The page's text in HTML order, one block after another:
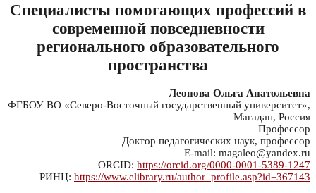
Специалисты помогающих профессий в
современной повседневности
регионального образовательного
пространства
Леонова Ольга Анатольевна
ФГБОУ ВО «Северо-Восточный государственный университет»,
Магадан, Россия
Профессор
Доктор педагогических наук, профессор
E-mail: magaleo@yandex.ru
ORCID: https://orcid.org/0000-0001-5389-1247
РИНЦ: https://www.elibrary.ru/author_profile.asp?id=367143